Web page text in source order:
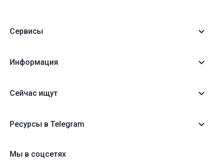
Сервисы
Информация
Сейчас ищут
Ресурсы в Telegram
Мы в соцсетях